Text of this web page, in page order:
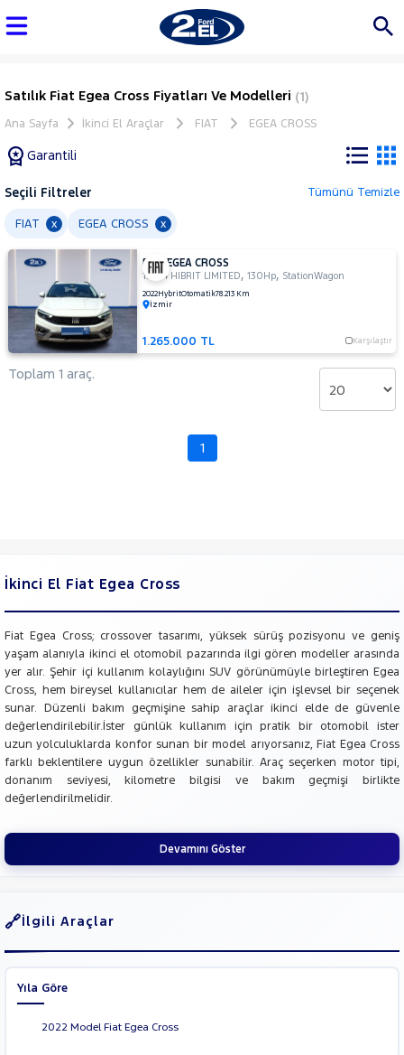
Satılık Fiat Egea Cross Fiyatları Ve Modelleri (1)
Ana Sayfa İkinci El Araçlar FIAT EGEA CROSS
Garantili
Tüm
Araçlar
AUDI
BMC
BMW
DOBLO
DOBLO
DUCATO
EGEA
EGEA
CROSS
1.5 T4
HIBRIT
LIMITED
FIORINO
Fiorino
Foton
HONDA
Bayi
Yakıt
Türü
Vites
Tipi
Araç
Cinsleri
Kasa
Türü
Garanti
Kampanya
ve
Boya
Seçili Filtreler Tümünü Temizle
FIAT x EGEA CROSS x
FIAT EGEA CROSS
1.5 T4 HIBRIT LIMITED,130Hp, StationWagon
2022HybritOtomatik78.213 Km
İzmir
1.265.000 TL Karşılaştır
Toplam 1 araç.
1
İkinci El Fiat Egea Cross
Fiat Egea Cross; crossover tasarımı, yüksek sürüş pozisyonu ve geniş
yaşam alanıyla ikinci el otomobil pazarında ilgi gören modeller arasında
yer alır. Şehir içi kullanım kolaylığını SUV görünümüyle birleştiren Egea
Cross, hem bireysel kullanıcılar hem de aileler için işlevsel bir seçenek
sunar. Düzenli bakım geçmişine sahip araçlar ikinci elde de güvenle
değerlendirilebilir.İster günlük kullanım için pratik bir otomobil ister
uzun yolculuklarda konfor sunan bir model arıyorsanız, Fiat Egea Cross
farklı beklentilere uygun özellikler sunabilir. Araç seçerken motor tipi,
donanım seviyesi, kilometre bilgisi ve bakım geçmişi birlikte
değerlendirilmelidir.
Devamını Göster
İlgili Araçlar
Yıla Göre
2022 Model Fiat Egea Cross